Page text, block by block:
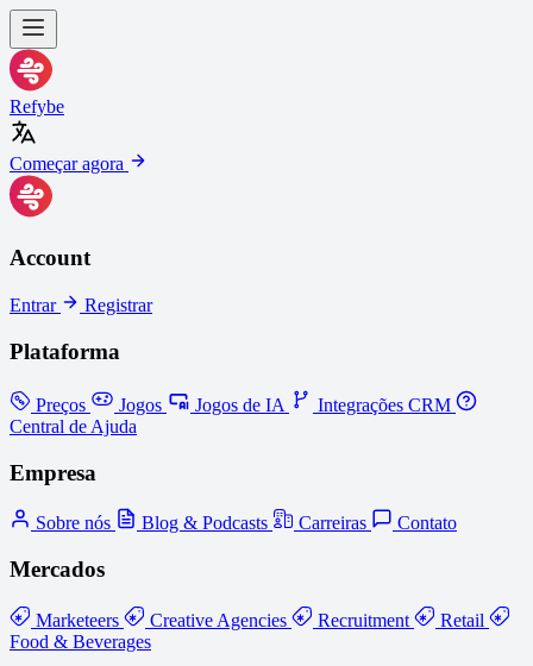
Refybe
Começar agora
Account
Entrar Registrar
Plataforma
Preços Jogos Jogos de IA
Integrações CRM
Central de Ajuda
Empresa
Sobre nós Blog & Podcasts Carreiras Contato
Mercados
Marketeers Creative Agencies Recruitment
Retail
Food & Beverages